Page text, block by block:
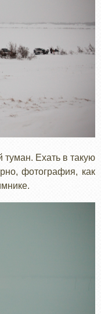
Ехать в такую
фотография, как